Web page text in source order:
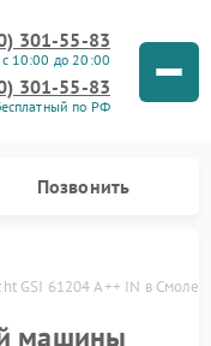
301-55-83
с 10:00 до 20:00
301-55-83
по РФ
Позвонить
GSI 61204 A++ IN в
машины